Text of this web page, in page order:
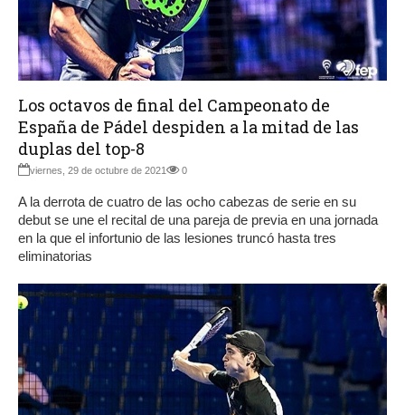
Los octavos de final del Campeonato de
España de Pádel despiden a la mitad de las
duplas del top-8
viernes, 29 de octubre de 2021 0
A la derrota de cuatro de las ocho cabezas de serie en su
debut se une el recital de una pareja de previa en una jornada
en la que el infortunio de las lesiones truncó hasta tres
eliminatorias